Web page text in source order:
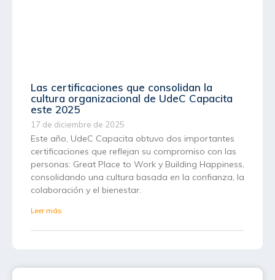
Las certificaciones que consolidan la
cultura organizacional de UdeC Capacita
este 2025
17 de diciembre de 2025
Este año, UdeC Capacita obtuvo dos importantes
certificaciones que reflejan su compromiso con las
personas: Great Place to Work y Building Happiness,
consolidando una cultura basada en la confianza, la
colaboración y el bienestar.
Leer más